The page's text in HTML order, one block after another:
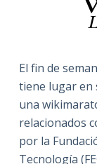
El fin de
tiene lugar en
una
relacionados
por la
Tecnología